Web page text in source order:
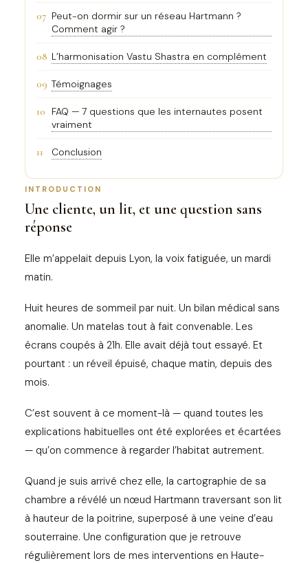
07 Peut-on dormir sur un réseau Hartmann ?
Comment agir ?
08 L’harmonisation Vastu Shastra en complément
09 Témoignages
10
FAQ — 7 questions que les internautes posent
vraiment
11 Conclusion
INTRODUCTION
Une cliente, un lit, et une question sans
réponse
Elle m’appelait depuis Lyon, la voix fatiguée, un mardi
matin.
Huit heures de sommeil par nuit. Un bilan médical sans
anomalie. Un matelas tout à fait convenable. Les
écrans coupés à 21h. Elle avait déjà tout essayé. Et
pourtant : un réveil épuisé, chaque matin, depuis des
mois.
C’est souvent à ce moment-là — quand toutes les
explications habituelles ont été explorées et écartées
— qu’on commence à regarder l’habitat autrement.
Quand je suis arrivé chez elle, la cartographie de sa
chambre a révélé un nœud Hartmann traversant son lit
à hauteur de la poitrine, superposé à une veine d’eau
souterraine. Une configuration que je retrouve
régulièrement lors de mes interventions en Haute-